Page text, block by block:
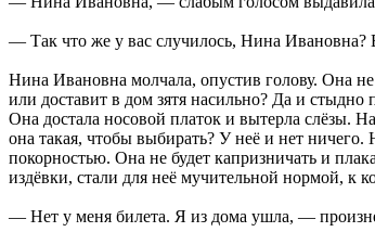
— Так что же у вас случилось, Нина Ивановна?
Нина Ивановна молчала, опустив голову. Она не
или доставит в дом зятя насильно? Да и
Она достала носовой платок и вытерла слёзы.
она такая, чтобы выбирать? У неё и нет
покорностью. Она не будет капризничать и
издёвки, стали для неё мучительной нормой, к
— Нет у меня билета. Я из дома ушла, —